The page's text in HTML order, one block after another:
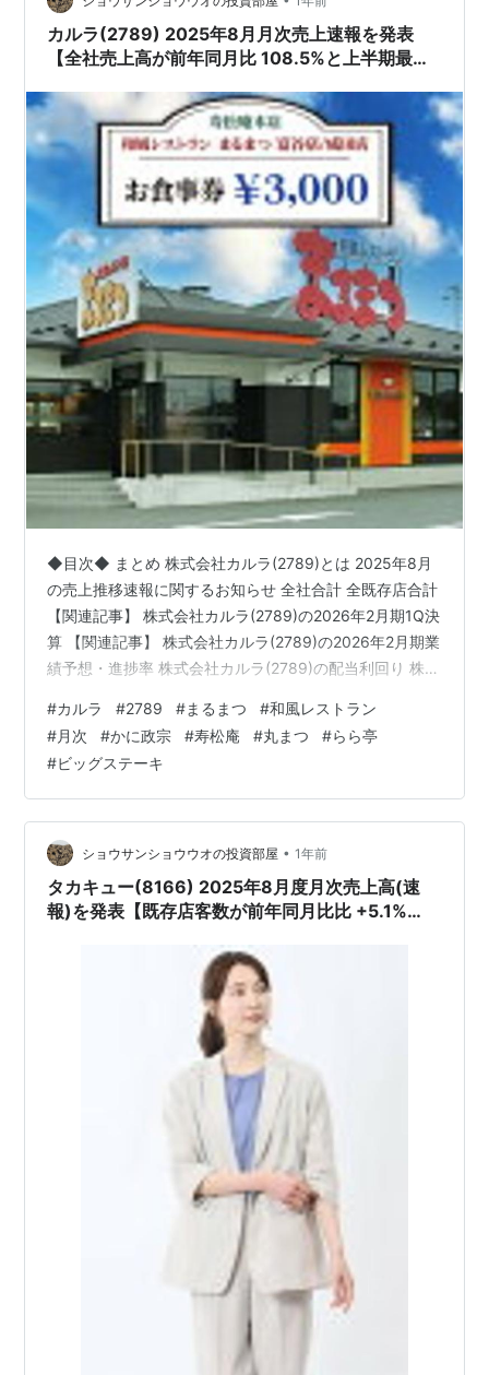
カルラ(2789) 2025年8月月次売上速報を発表
【全社売上高が前年同月比 108.5%と上半期最高
◆目次◆ まとめ 株式会社カルラ(2789)とは 2025年8月
の売上推移速報に関するお知らせ 全社合計 全既存店合計
【関連記事】 株式会社カルラ(2789)の2026年2月期1Q決
算 【関連記事】 株式会社カルラ(2789)の2026年2月期業
績予想・進捗率 株式会社カルラ(2789)の配当利回り 株式
頂き、ありがとうございます。 shousanshouuoは、 中小
型バリュー株偏重長期投資スタンスの兼業投資家です。
和風レストランの「まるまつ」をご存じでしょうか？ 東
北にお住まいの方であれば、非常に馴染みがあるのかも
しれません。…
#カルラ #2789 #まるまつ #和風レストラン
#月次 #かに政宗 #寿松庵 #丸まつ #らら亭
#ビッグステーキ
ショウサンショウウオの投資部屋 • 1年前
タカキュー(8166) 2025年8月度月次売上高(速
報)を発表【既存店客数が前年同月比比 +5.1%